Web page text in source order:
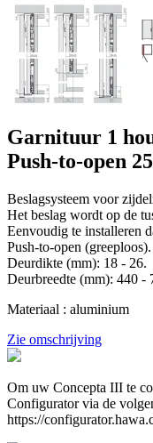
Garnituur 1
Push-to-open
Beslagsysteem voor
Het beslag wordt op de
Eenvoudig te installeren
Push-to-open (greeploos).
Deurdikte (mm): 18 - 26.
Deurbreedte (mm): 440 -
Materiaal : aluminium
Zie omschrijving
Om uw Concepta III te
Configurator via de
https://